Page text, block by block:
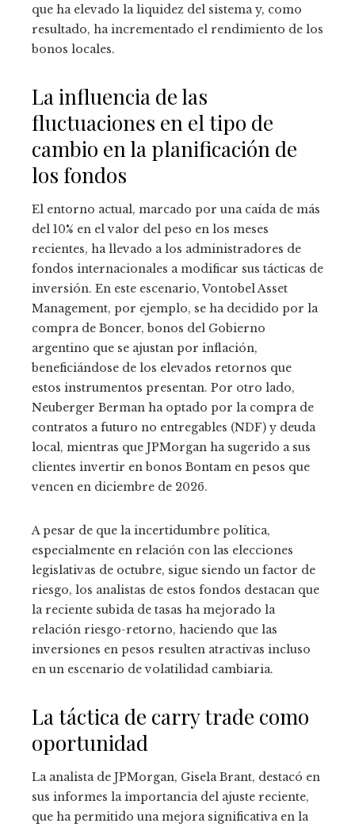
que ha elevado la liquidez del sistema y, como
resultado, ha incrementado el rendimiento de los
bonos locales.
La influencia de las
fluctuaciones en el tipo de
cambio en la planificación de
los fondos
El entorno actual, marcado por una caída de más
del 10% en el valor del peso en los meses
recientes, ha llevado a los administradores de
fondos internacionales a modificar sus tácticas de
inversión. En este escenario, Vontobel Asset
Management, por ejemplo, se ha decidido por la
compra de Boncer, bonos del Gobierno
argentino que se ajustan por inflación,
beneficiándose de los elevados retornos que
estos instrumentos presentan. Por otro lado,
Neuberger Berman ha optado por la compra de
contratos a futuro no entregables (NDF) y deuda
local, mientras que JPMorgan ha sugerido a sus
clientes invertir en bonos Bontam en pesos que
vencen en diciembre de 2026.
A pesar de que la incertidumbre política,
especialmente en relación con las elecciones
legislativas de octubre, sigue siendo un factor de
riesgo, los analistas de estos fondos destacan que
la reciente subida de tasas ha mejorado la
relación riesgo-retorno, haciendo que las
inversiones en pesos resulten atractivas incluso
en un escenario de volatilidad cambiaria.
La táctica de carry trade como
oportunidad
La analista de JPMorgan, Gisela Brant, destacó en
sus informes la importancia del ajuste reciente,
que ha permitido una mejora significativa en la